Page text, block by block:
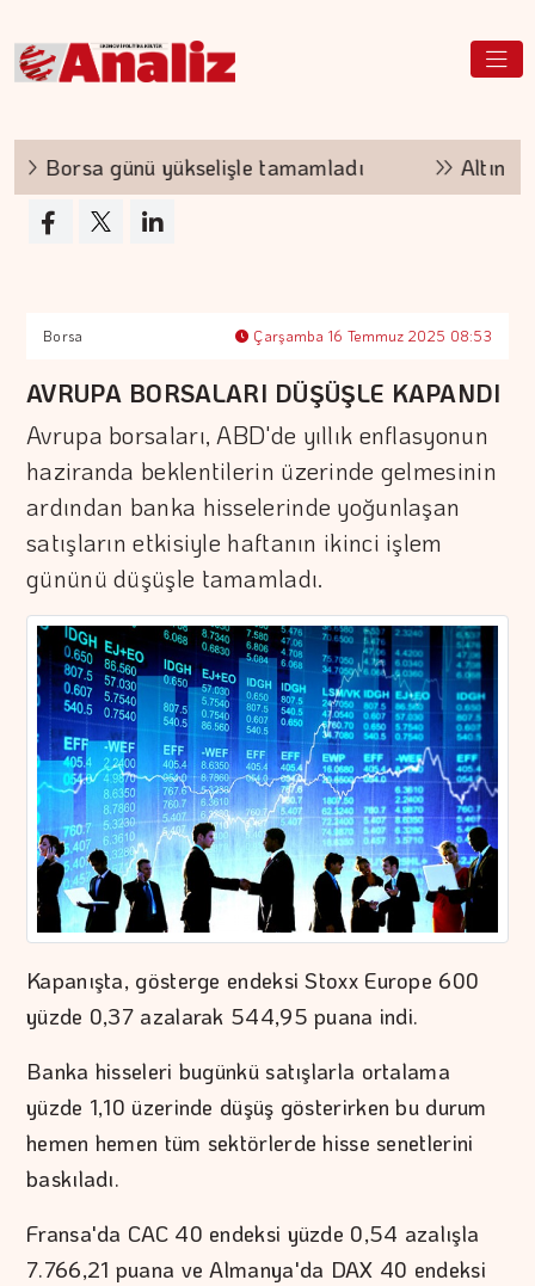
günü yükselişle tamamladı Altının
Borsa Çarşamba 16 Temmuz 2025 08:53
AVRUPA BORSALARI DÜŞÜŞLE KAPANDI
Avrupa borsaları, ABD'de yıllık enflasyonun
haziranda beklentilerin üzerinde gelmesinin
ardından banka hisselerinde yoğunlaşan
satışların etkisiyle haftanın ikinci işlem
gününü düşüşle tamamladı.
Kapanışta, gösterge endeksi Stoxx Europe 600
yüzde 0,37 azalarak 544,95 puana indi.
Banka hisseleri bugünkü satışlarla ortalama
yüzde 1,10 üzerinde düşüş gösterirken bu durum
hemen hemen tüm sektörlerde hisse senetlerini
baskıladı.
Fransa'da CAC 40 endeksi yüzde 0,54 azalışla
7.766,21 puana ve Almanya'da DAX 40 endeksi